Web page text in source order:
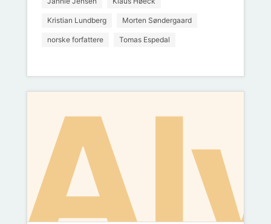
Kristian Lundberg Morten Søndergaard
norske forfattere Tomas Espedal